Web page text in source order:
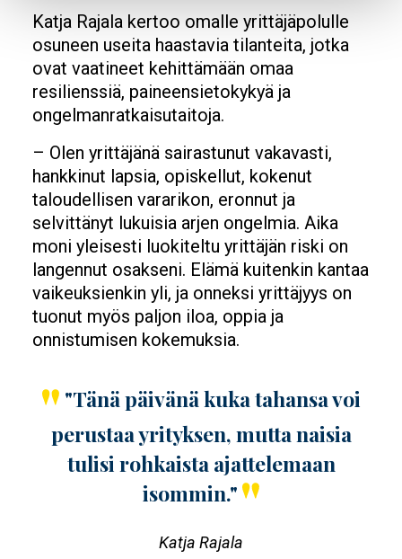
Katja Rajala kertoo omalle yrittäjäpolulle
osuneen useita haastavia tilanteita, jotka
ovat vaatineet kehittämään omaa
resilienssiä, paineensietokykyä ja
ongelmanratkaisutaitoja.
– Olen yrittäjänä sairastunut vakavasti,
hankkinut lapsia, opiskellut, kokenut
taloudellisen vararikon, eronnut ja
selvittänyt lukuisia arjen ongelmia. Aika
moni yleisesti luokiteltu yrittäjän riski on
langennut osakseni. Elämä kuitenkin kantaa
vaikeuksienkin yli, ja onneksi yrittäjyys on
tuonut myös paljon iloa, oppia ja
onnistumisen kokemuksia.
"Tänä päivänä kuka tahansa voi
perustaa yrityksen, mutta naisia
tulisi rohkaista ajattelemaan
isommin."
Katja Rajala